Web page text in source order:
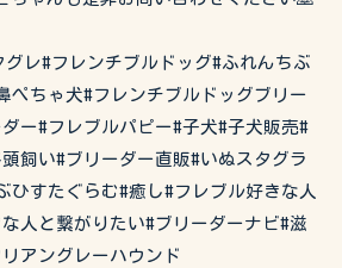
グレ#フレンチブルドッグ#ふれんちぶ
ぺちゃ犬#フレンチブルドッグブリー
ー#フレブルパピー#子犬#子犬販売#
飼い#ブリーダー直販#いぬスタグラ
ひすたぐらむ#癒し#フレブル好きな人
人と繋がりたい#ブリーダーナビ#滋
アングレーハウンド